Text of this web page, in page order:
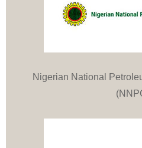
Nigerian National